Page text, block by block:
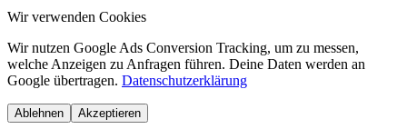
Wir verwenden Cookies
Wir nutzen Google Ads Conversion Tracking, um zu messen,
welche Anzeigen zu Anfragen führen. Deine Daten werden an
Google übertragen. Datenschutzerklärung
Ablehnen Akzeptieren